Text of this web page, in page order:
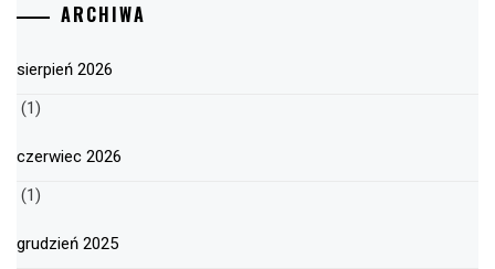
ARCHIWA
sierpień 2026
(1)
czerwiec 2026
(1)
grudzień 2025